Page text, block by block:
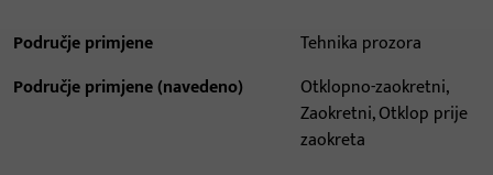
Područje primjene
Tehnika prozora
Područje primjene (navedeno)
Otklopno-zaokretni,
Zaokretni, Otklop prije
zaokreta